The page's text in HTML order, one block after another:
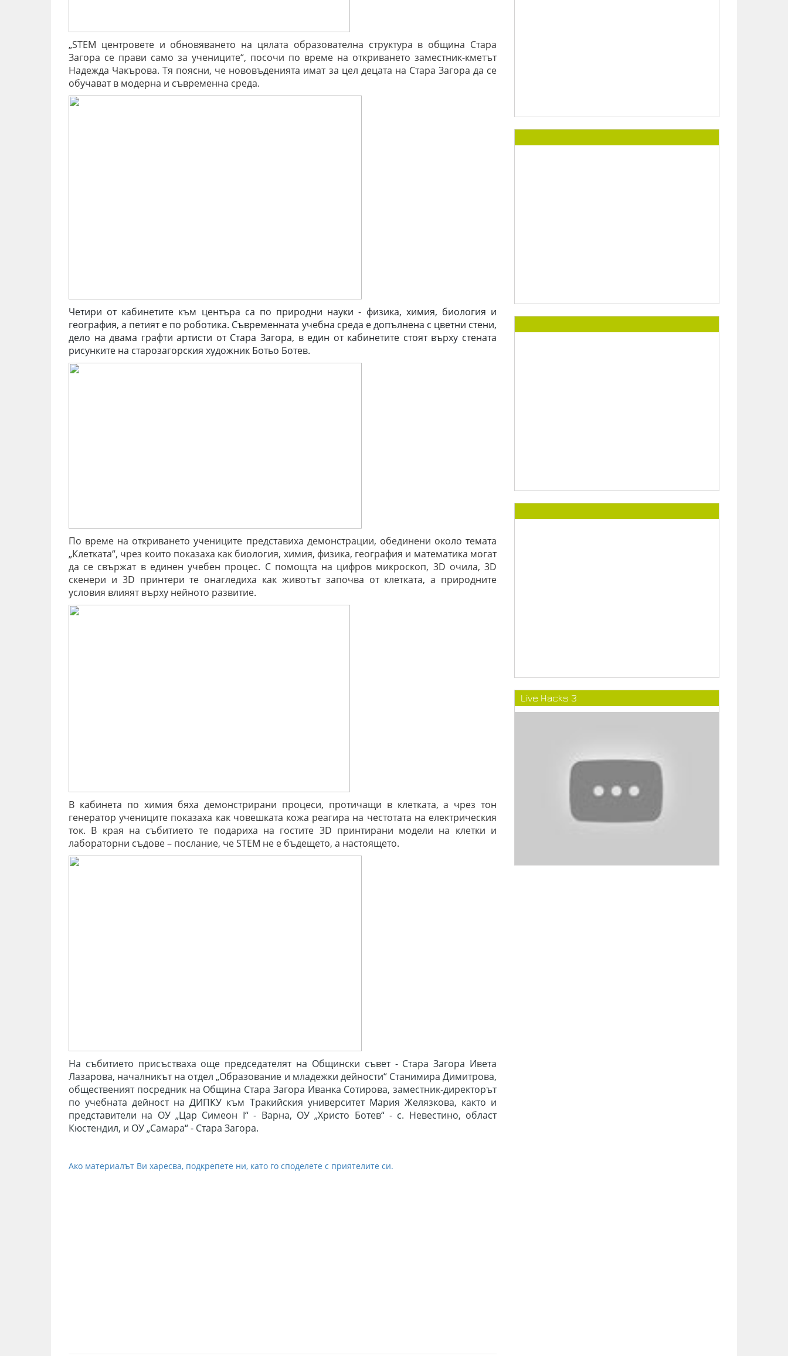
„STEM центровете и обновяването на цялата образователна структура в община Стара
Загора се прави само за учениците“, посочи по време на откриването заместник-кметът
Надежда Чакърова. Тя поясни, че нововъденията имат за цел децата на Стара Загора да се
обучават в модерна и съвременна среда.
Четири от кабинетите към центъра са по природни науки - физика, химия, биология и
география, а петият е по роботика. Съвременната учебна среда е допълнена с цветни стени,
дело на двама графти артисти от Стара Загора, в един от кабинетите стоят върху стената
рисунките на старозагорския художник Ботьо Ботев.
По време на откриването учениците представиха демонстрации, обединени около темата
„Клетката“, чрез които показаха как биология, химия, физика, география и математика могат
да се свържат в единен учебен процес. С помощта на цифров микроскоп, 3D очила, 3D
скенери и 3D принтери те онагледиха как животът започва от клетката, а природните
условия влияят върху нейното развитие.
В кабинета по химия бяха демонстрирани процеси, протичащи в клетката, а чрез тон
генератор учениците показаха как човешката кожа реагира на честотата на електрическия
ток. В края на събитието те подариха на гостите 3D принтирани модели на клетки и
лабораторни съдове – послание, че STEM не е бъдещето, а настоящето.
На събитието присъстваха още председателят на Общински съвет - Стара Загора Ивета
Лазарова, началникът на отдел „Образование и младежки дейности“ Станимира Димитрова,
общественият посредник на Община Стара Загора Иванка Сотирова, заместник-директорът
по учебната дейност на ДИПКУ към Тракийския университет Мария Желязкова, както и
представители на ОУ „Цар Симеон I“ - Варна, ОУ „Христо Ботев“ - с. Невестино, област
Кюстендил, и ОУ „Самара“ - Стара Загора.
Ако материалът Ви харесва, подкрепете ни, като го споделете с приятелите си.
Live Hacks 3